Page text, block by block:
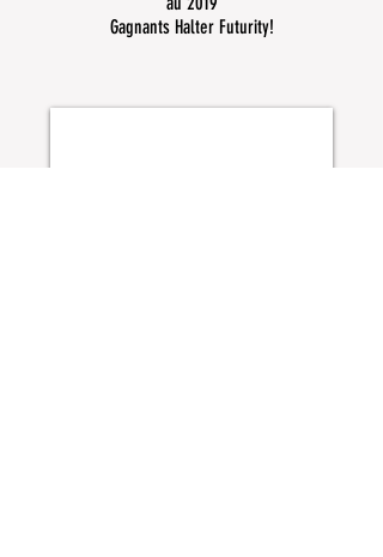
Gagnants Halter Futurity!